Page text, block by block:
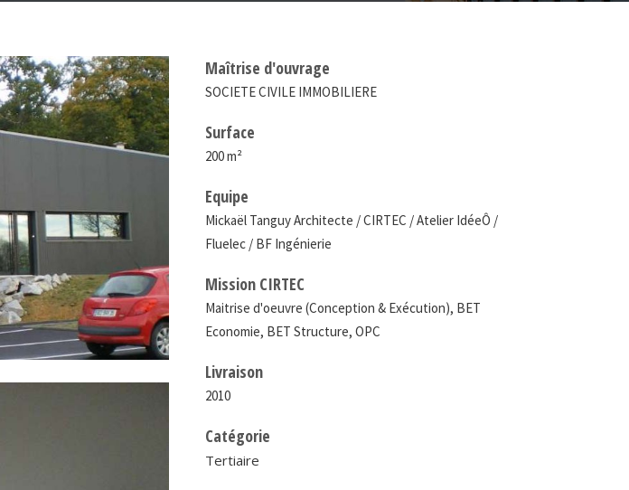
Maîtrise d'ouvrage
SOCIETE CIVILE IMMOBILIERE
Surface
200 m²
Equipe
Mickaël Tanguy Architecte / CIRTEC / Atelier IdéeÔ /
Fluelec / BF Ingénierie
Mission CIRTEC
Maitrise d'oeuvre (Conception & Exécution), BET
Economie, BET Structure, OPC
Livraison
2010
Catégorie
Tertiaire